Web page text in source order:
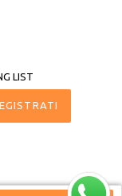
LIST